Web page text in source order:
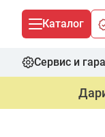
Каталог
Сервис и